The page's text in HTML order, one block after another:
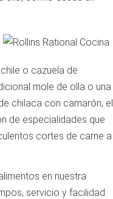
o cazuela de
mole de olla o una
chilaca con camarón, el
de especialidades que
cortes de carne a
en nuestra
servicio y facilidad